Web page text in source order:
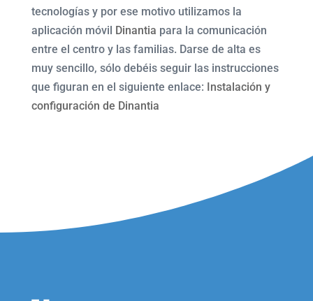
tecnologías y por ese motivo utilizamos la
aplicación móvil Dinantia para la comunicación
entre el centro y las familias. Darse de alta es
muy sencillo, sólo debéis seguir las instrucciones
que figuran en el siguiente enlace: Instalación y
configuración de Dinantia